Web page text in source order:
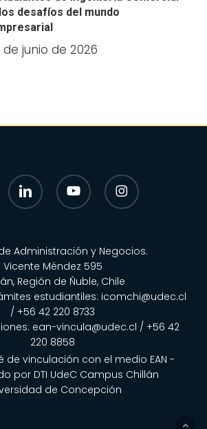
desafíos del mundo
de junio de 2026
linkedin youtube instagram
Administración y Negocios.
Vicente Méndez 595
Región de Ñuble, Chile
estudiantiles: icomchi@udec.cl
/ +56 42 220 8733
ean-vincula@udec.cl / +56 42
220 8858
de vinculación con el medio EAN -
por DTI UdeC Campus Chillán
de Concepción